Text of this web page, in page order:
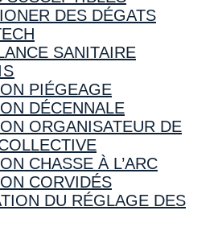
DES DÉGATS
SANITAIRE
PIÉGEAGE
DÉCENNALE
ORGANISATEUR DE
CHASSE À L’ARC
CORVIDÉS
DU RÉGLAGE DES